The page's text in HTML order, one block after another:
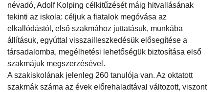
névadó, Adolf Kolping célkitűzését máig hitvallásának
tekinti az iskola: céljuk a fiatalok megóvása az
elkallódástól, első szakmához juttatásuk, munkába
állításuk, egyúttal visszailleszkedésük elősegítése a
társadalomba, megélhetési lehetőségük biztosítása első
szakmájuk megszerzésével.
A szakiskolának jelenleg 260 tanulója van. Az oktatott
szakmák száma az évek előrehaladtával változott, viszont